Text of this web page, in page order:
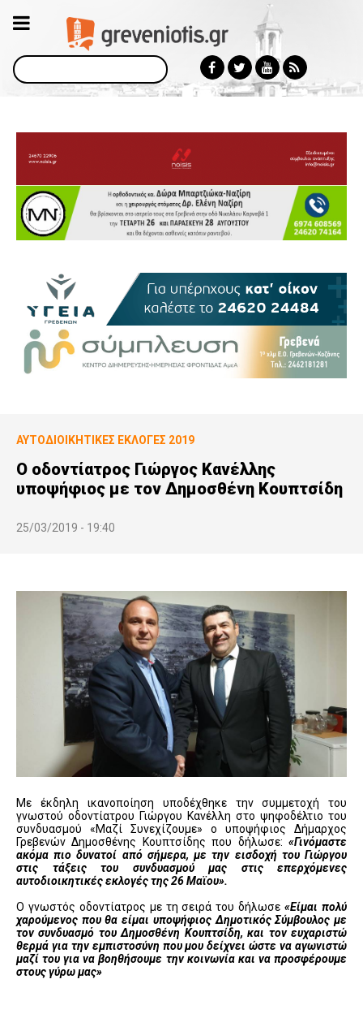
Αναζήτηση
ΑΥΤΟΔΙΟΙΚΗΤΙΚΕΣ ΕΚΛΟΓΕΣ 2019
Ο οδοντίατρος Γιώργος Κανέλλης
υποψήφιος με τον Δημοσθένη Κουπτσίδη
25/03/2019 - 19:40
Με έκδηλη ικανοποίηση υποδέχθηκε την συμμετοχή του
γνωστού οδοντίατρου Γιώργου Κανέλλη στο ψηφοδέλτιο του
συνδυασμού «Μαζί Συνεχίζουμε» ο υποψήφιος Δήμαρχος
Γρεβενών Δημοσθένης Κουπτσίδης που δήλωσε: «Γινόμαστε
ακόμα πιο δυνατοί από σήμερα, με την εισδοχή του Γιώργου
στις τάξεις του συνδυασμού μας στις επερχόμενες
αυτοδιοικητικές εκλογές της 26 Μαϊου».
Ο γνωστός οδοντίατρος με τη σειρά του δήλωσε«Είμαι πολύ
χαρούμενος που θα είμαι υποψήφιος Δημοτικός Σύμβουλος με
τον συνδυασμό του Δημοσθένη Κουπτσίδη, και τον ευχαριστώ
θερμά για την εμπιστοσύνη που μου δείχνει ώστε να αγωνιστώ
μαζί του για να βοηθήσουμε την κοινωνία και να προσφέρουμε
στους γύρω μας»